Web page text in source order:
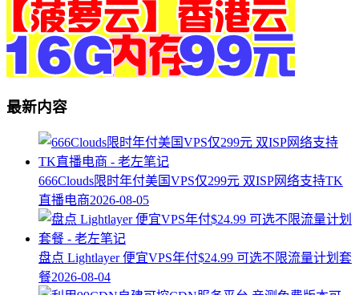
最新内容
666Clouds限时年付美国VPS仅299元 双ISP网络支持TK
直播电商2026-08-05
盘点 Lightlayer 便宜VPS年付$24.99 可选不限流量计划套
餐2026-08-04